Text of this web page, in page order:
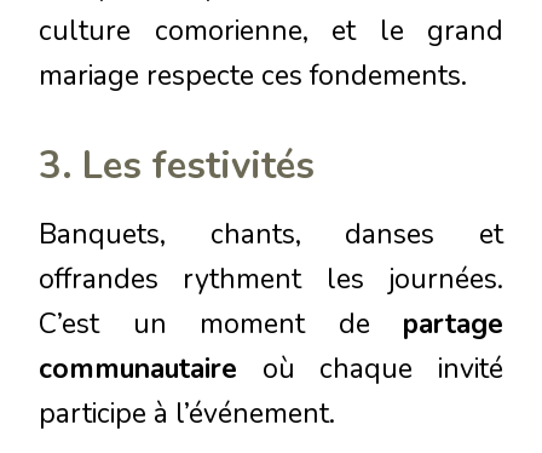
culture comorienne, et le grand
mariage respecte ces fondements.
3. Les festivités
Banquets, chants, danses et
offrandes rythment les journées.
C’est un moment de partage
communautaire où chaque invité
participe à l’événement.